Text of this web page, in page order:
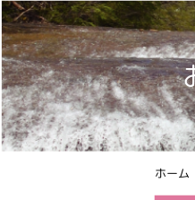
ホーム